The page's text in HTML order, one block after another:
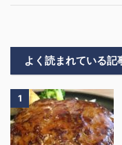
よく読まれている記
1